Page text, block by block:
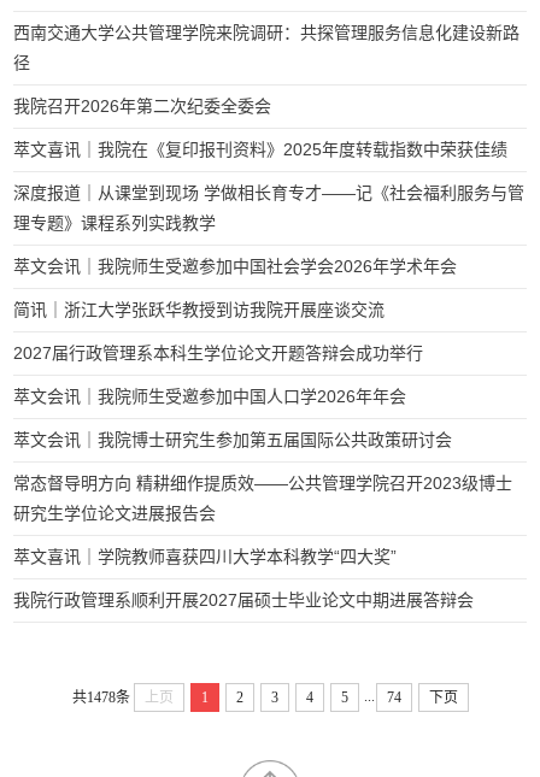
西南交通大学公共管理学院来院调研：共探管理服务信息化建设新路
径
我院召开2026年第二次纪委全委会
萃文喜讯｜我院在《复印报刊资料》2025年度转载指数中荣获佳绩
深度报道｜从课堂到现场 学做相长育专才——记《社会福利服务与管
理专题》课程系列实践教学
萃文会讯｜我院师生受邀参加中国社会学会2026年学术年会
简讯｜浙江大学张跃华教授到访我院开展座谈交流
2027届行政管理系本科生学位论文开题答辩会成功举行
萃文会讯｜我院师生受邀参加中国人口学2026年年会
萃文会讯｜我院博士研究生参加第五届国际公共政策研讨会
常态督导明方向 精耕细作提质效——公共管理学院召开2023级博士
研究生学位论文进展报告会
萃文喜讯｜学院教师喜获四川大学本科教学“四大奖”
我院行政管理系顺利开展2027届硕士毕业论文中期进展答辩会
共1478条 上页 1 2 3 4 5 74 下页